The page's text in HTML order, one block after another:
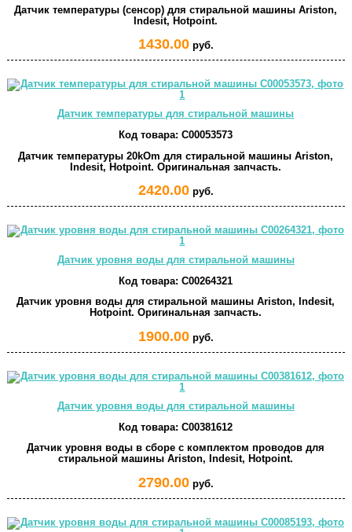
Датчик температуры (сенсор) для стиральной машины Ariston,
Indesit, Hotpoint.
1430.00руб.
Датчик температуры для стиральной машины
Код товара: C00053573
Датчик температуры 20kOm для стиральной машины Ariston,
Indesit, Hotpoint. Оригинальная запчасть.
2420.00руб.
Датчик уровня воды для стиральной машины
Код товара: C00264321
Датчик уровня воды для стиральной машины Ariston, Indesit,
Hotpoint. Оригинальная запчасть.
1900.00руб.
Датчик уровня воды для стиральной машины
Код товара: C00381612
Датчик уровня воды в сборе с комплектом проводов для
стиральной машины Ariston, Indesit, Hotpoint.
2790.00руб.